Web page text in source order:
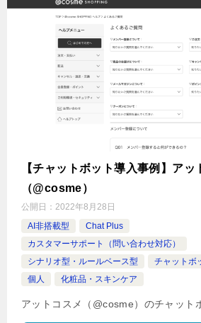
【チャットボット導入事例】アッ
（@cosme）
公開日： 2022年8月28日
AI非搭載型
Chat Plus
カスタマーサポート（問い合わせ対応）
シナリオ型・ルールベース型
チャットボ
個人
化粧品・スキンケア
アットコスメ（@cosme）のチャット